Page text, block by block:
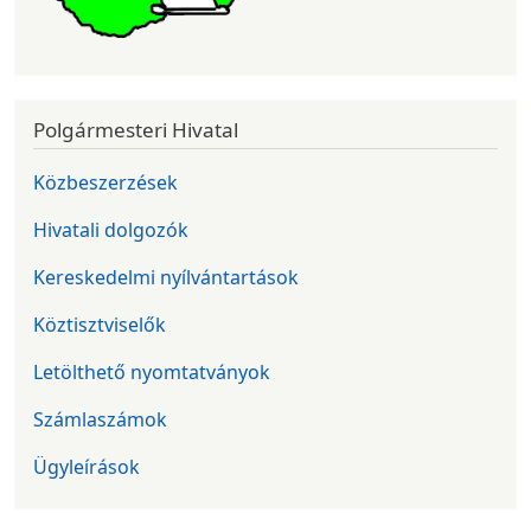
Polgármesteri Hivatal
Közbeszerzések
Hivatali dolgozók
Kereskedelmi nyílvántartások
Köztisztviselők
Letölthető nyomtatványok
Számlaszámok
Ügyleírások